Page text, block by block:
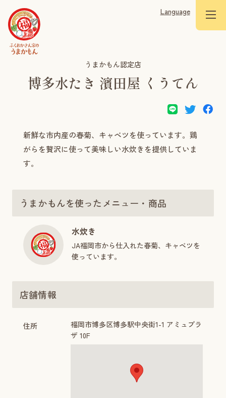
Language
うまかもん認定店
博多水たき 濱田屋 くうてん
新鮮な市内産の春菊、キャベツを使っています。鶏
がらを贅沢に使って美味しい水炊きを提供していま
す。
うまかもんを使ったメニュー・商品
水炊き
JA福岡市から仕入れた春菊、キャベツを
使っています。
店舗情報
住所
福岡市博多区博多駅中央街1-1 アミュプラ
ザ 10F